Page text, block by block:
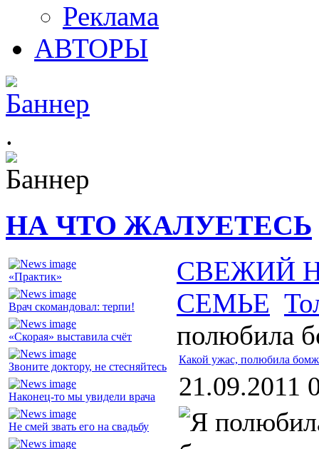
Реклама
АВТОРЫ
.
НА ЧТО ЖАЛУЕТЕСЬ
«Практик»
Врач скомандовал: терпи!
«Скорая» выставила счёт
Звоните доктору, не стесняйтесь
Наконец-то мы увидели врача
Не смей звать его на свадьбу
СВЕЖИЙ
СЕМЬЕ
полюбила
Какой ужас, полюбила
21.09.2011